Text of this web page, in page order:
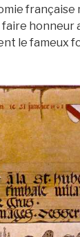
française
honneur
le fameux